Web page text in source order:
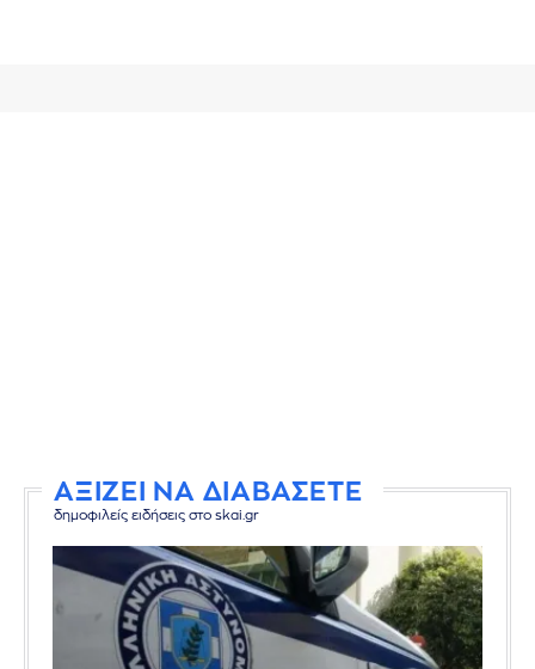
ΑΞΙΖΕΙ ΝΑ ΔΙΑΒΑΣΕΤΕ
δημοφιλείς ειδήσεις στο skai.gr